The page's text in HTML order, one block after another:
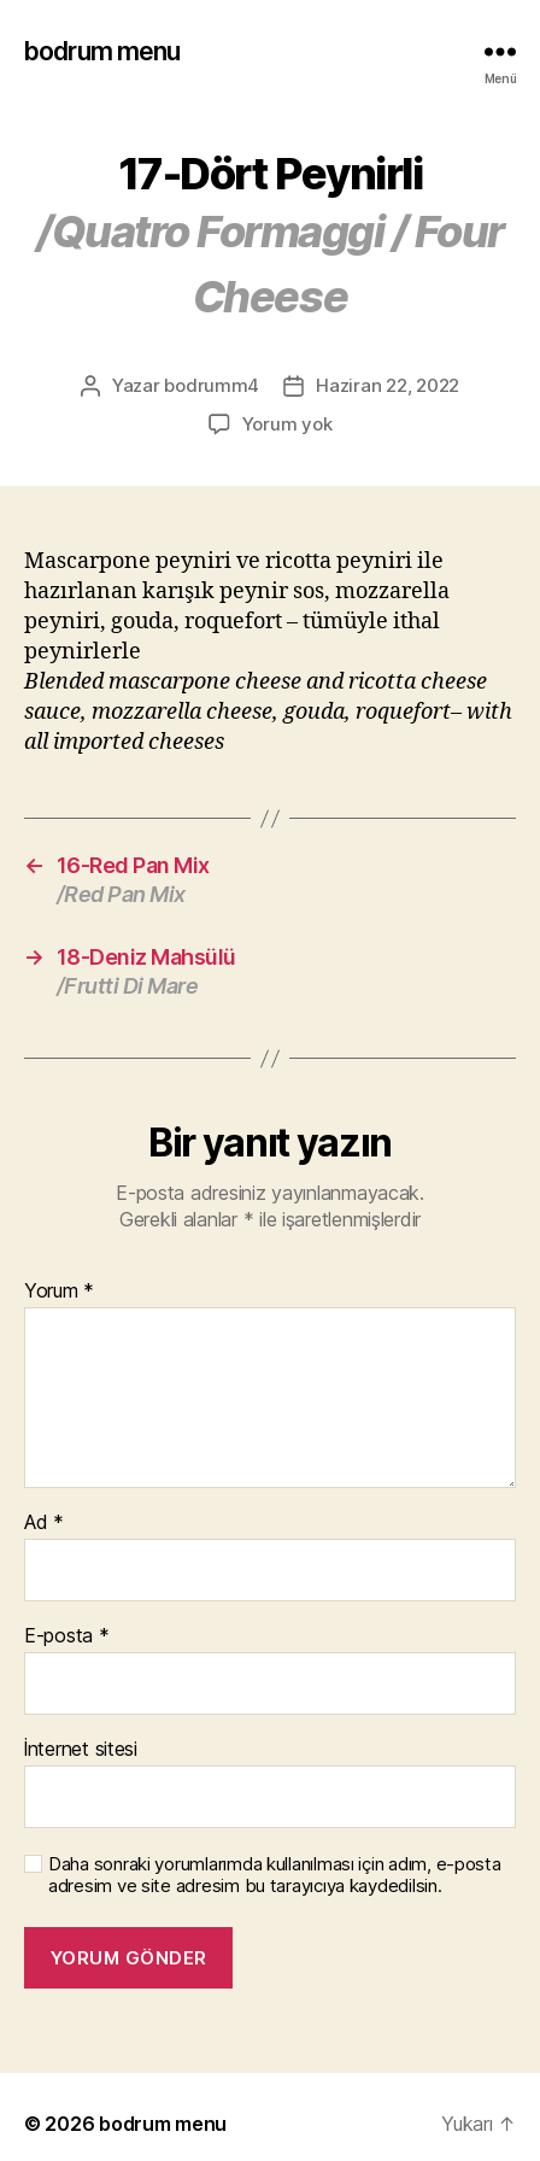
bodrum menu
Menü
17-Dört Peynirli
/Quatro Formaggi / Four
Cheese
Yazar bodrumm4
Haziran 22, 2022
Yorum yok
Mascarpone peyniri ve ricotta peyniri ile
hazırlanan karışık peynir sos, mozzarella
peyniri, gouda, roquefort – tümüyle ithal
peynirlerle
Blended mascarpone cheese and ricotta cheese
sauce, mozzarella cheese, gouda, roquefort– with
all imported cheeses
←
16-Red Pan Mix
/Red Pan Mix
→
18-Deniz Mahsülü
/Frutti Di Mare
Bir yanıt yazın
E-posta adresiniz yayınlanmayacak.
Gerekli alanlar * ile işaretlenmişlerdir
Yorum *
Ad *
E-posta *
İnternet sitesi
Daha sonraki yorumlarımda kullanılması için adım, e-posta
adresim ve site adresim bu tarayıcıya kaydedilsin.
© 2026 bodrum menu Yukarı ↑